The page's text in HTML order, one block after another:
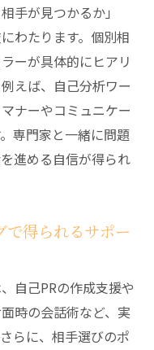
手が見つかるか」
わたります。個別相
ーが具体的にヒアリ
えば、自己分析ワー
ナーやコミュニケー
専門家と一緒に問題
進める自信が得られ
得られるサポー
自己PRの作成支援や
時の会話術など、実
らに、相手選びのポ